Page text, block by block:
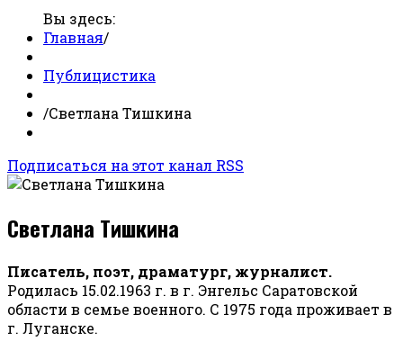
Вы здесь:
Главная/
Публицистика
/Светлана Тишкина
Подписаться на этот канал RSS
Светлана Тишкина
Писатель, поэт, драматург, журналист.
Родилась 15.02.1963 г. в г. Энгельс Саратовской
области в семье военного. С 1975 года проживает в
г. Луганске.